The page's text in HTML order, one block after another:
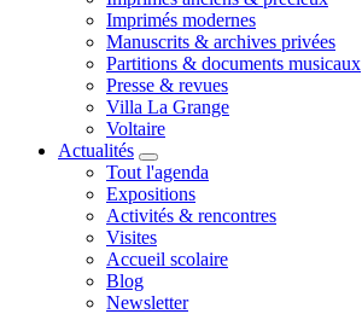
Imprimés modernes
Manuscrits & archives privées
Partitions & documents musicaux
Presse & revues
Villa La Grange
Voltaire
Actualités
Tout l'agenda
Expositions
Activités & rencontres
Visites
Accueil scolaire
Blog
Newsletter